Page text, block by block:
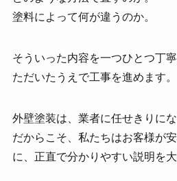
塗料によって何が違うのか。
そういった内容を一つひとつ丁
ただいたうえで工事を進めます。
外壁塗装は、業者に任せきりに
だからこそ、私たちはお客様が
に、正直で分かりやすい説明を